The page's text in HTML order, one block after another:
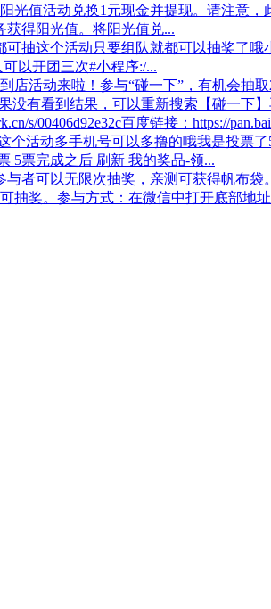
光值活动兑换1元现金并提现。请注意
获得阳光值。将阳光值兑...
可抽这个活动只要组队就都可以抽奖了
以开团三次#小程序:/...
店活动来啦！参与“碰一下”，有机会抽
有看到结果，可以重新搜索【碰一下
s/00406d92e32c百度链接：https://
个活动多手机号可以多撸的哦我是投票
5票完成之后 刷新 我的奖品-领...
与者可以无限次抽奖，亲测可获得帆布
抽奖。参与方式：在微信中打开底部地